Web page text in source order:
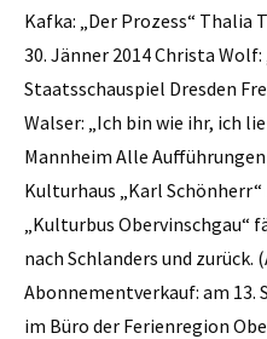
Kafka: „Der Prozess“
30. Jänner 2014 Christa
Staatsschauspiel Dresden
Walser: „Ich bin wie ihr, ich
Mannheim Alle
Kulturhaus „Karl
„Kulturbus ­Obervinschgau“
nach Schlanders und zurück.
Abonnementverkauf: am 13.
im Büro der ­Ferienregion